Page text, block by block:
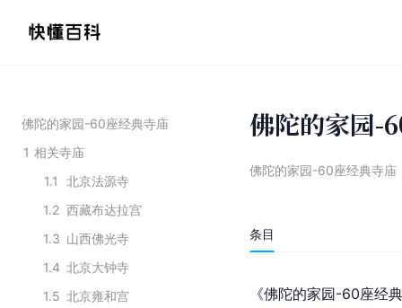
佛陀的家园-60座经典寺庙
1 相关寺庙
1.1
北京法源寺
1.2 西藏布达拉宫
1.3 山西佛光寺
1.4 北京大钟寺
1.5 北京雍和宫
佛陀的家园-
佛陀的家园-60座经典寺庙
条目
《佛陀的家园-60座经